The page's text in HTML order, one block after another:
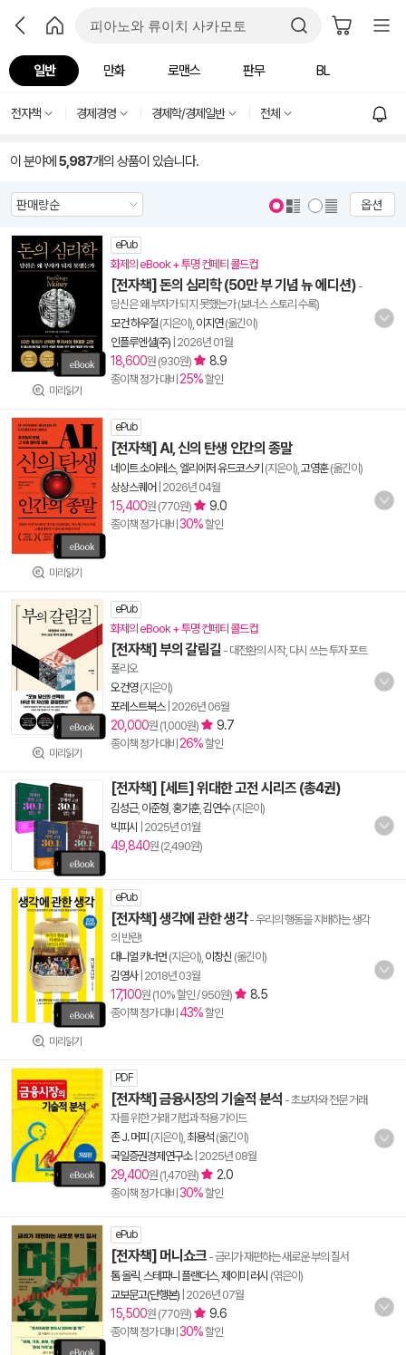
일반 만화 로맨스 판무 BL
전자책 경제경영 경제학/경제일반 전체
이 분야에 5,987개의 상품이 있습니다.
옵션
미리읽기
ePub
화제의 eBook + 투명 컨페티 콜드컵
[전자책] 돈의 심리학 (50만 부 기념 뉴 에디션) -
당신은 왜 부자가 되지 못했는가 (보너스 스토리 수록)
모건 하우절 (지은이), 이지연(옮긴이)
인플루엔셜(주) 2026년 01월
18,600원 (930원) 8.9
종이책 정가 대비 25%할인
미리읽기
ePub
[전자책] AI, 신의 탄생 인간의 종말
네이트 소아레스, 엘리에저 유드코스키 (지은이), 고영훈(옮긴이)
상상스퀘어 2026년 04월
15,400원 (770원) 9.0
종이책 정가 대비 30%할인
미리읽기
ePub
화제의 eBook + 투명 컨페티 콜드컵
[전자책] 부의 갈림길 - 대전환의 시작, 다시 쓰는 투자 포트
폴리오
오건영(지은이)
포레스트북스| 2026년 06월
20,000원 (1,000원) 9.7
종이책 정가 대비 26%할인
[전자책] [세트] 위대한 고전 시리즈 (총4권)
김성근, 이준형 홍기훈, 김연수(지은이)
빅피시
2025년 01월
49,840원 (2,490원)
미리읽기
ePub
[전자책] 생각에 관한 생각- 우리의 행동을 지배하는 생각
의 반란!
대니얼 카너먼 (지은이), 이창신 (옮긴이)
김영사| 2018년 03월
17,100원 (10% 할인 / 950원) 8.5
종이책 정가 대비 43%할인
PDF
[전자책] 금융시장의 기술적 분석 - 초보자와 전문 거래
자를 위한 거래 기법과 적용 가이드
존 J. 머피 (지은이), 최용석 (옮긴이)
국일증권경제연구소| 2025년 08월
29,400원 (1,470원) 2.0
종이책 정가 대비 30%할인
ePub
[전자책] 머니쇼크 - 금리가 재편하는 새로운 부의 질서
톰 올릭 스테파니 플랜더스, 제이미 러시 (엮은이)
교보문고(단행본) 2026년 07월
15,500원 (770원) 9.6
종이책 정가 대비 30%할인